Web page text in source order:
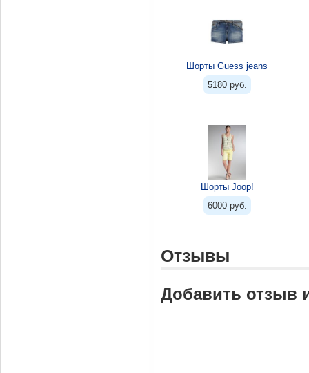
Шорты Guess jeans
5180 руб.
Шорты Joop!
6000 руб.
Отзывы
Добавить отзыв